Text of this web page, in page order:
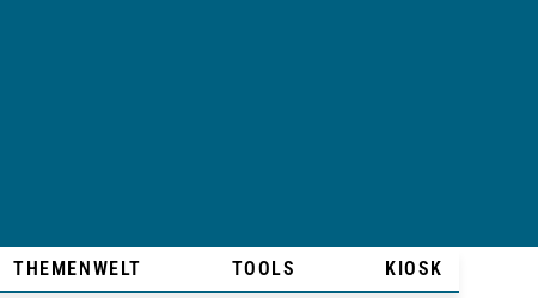
THEMENWELT TOOLS KIOSK